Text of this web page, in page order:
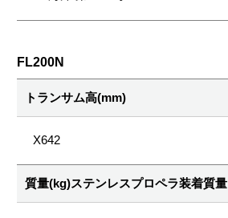
FL200N
トランサム高(mm)
X642
質量(kg)ステンレスプロペラ装着質量